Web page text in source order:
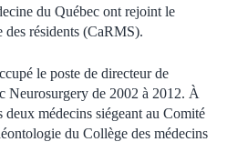
du Québec ont rejoint le
des résidents (CaRMS).
le poste de directeur de
Neurosurgery de 2002 à 2012. À
deux médecins siégeant au Comité
du Collège des médecins